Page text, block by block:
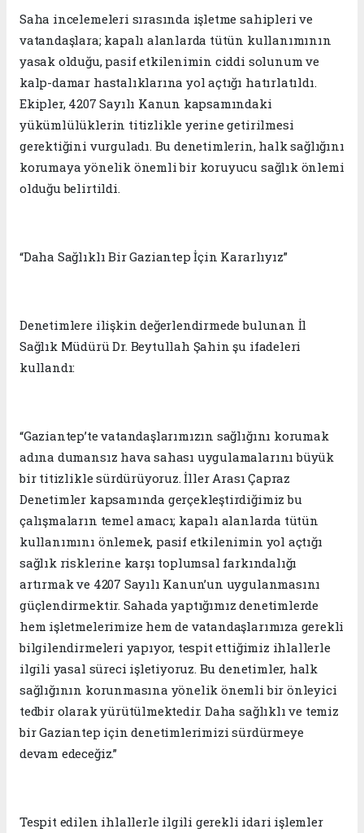
Saha incelemeleri sırasında işletme sahipleri ve
vatandaşlara; kapalı alanlarda tütün kullanımının
yasak olduğu, pasif etkilenimin ciddi solunum ve
kalp-damar hastalıklarına yol açtığı hatırlatıldı.
Ekipler, 4207 Sayılı Kanun kapsamındaki
yükümlülüklerin titizlikle yerine getirilmesi
gerektiğini vurguladı. Bu denetimlerin, halk sağlığını
korumaya yönelik önemli bir koruyucu sağlık önlemi
olduğu belirtildi.
“Daha Sağlıklı Bir Gaziantep İçin Kararlıyız”
Denetimlere ilişkin değerlendirmede bulunan İl
Sağlık Müdürü Dr. Beytullah Şahin şu ifadeleri
kullandı:
“Gaziantep’te vatandaşlarımızın sağlığını korumak
adına dumansız hava sahası uygulamalarını büyük
bir titizlikle sürdürüyoruz. İller Arası Çapraz
Denetimler kapsamında gerçekleştirdiğimiz bu
çalışmaların temel amacı; kapalı alanlarda tütün
kullanımını önlemek, pasif etkilenimin yol açtığı
sağlık risklerine karşı toplumsal farkındalığı
artırmak ve 4207 Sayılı Kanun’un uygulanmasını
güçlendirmektir. Sahada yaptığımız denetimlerde
hem işletmelerimize hem de vatandaşlarımıza gerekli
bilgilendirmeleri yapıyor, tespit ettiğimiz ihlallerle
ilgili yasal süreci işletiyoruz. Bu denetimler, halk
sağlığının korunmasına yönelik önemli bir önleyici
tedbir olarak yürütülmektedir. Daha sağlıklı ve temiz
bir Gaziantep için denetimlerimizi sürdürmeye
devam edeceğiz.”
Tespit edilen ihlallerle ilgili gerekli idari işlemler